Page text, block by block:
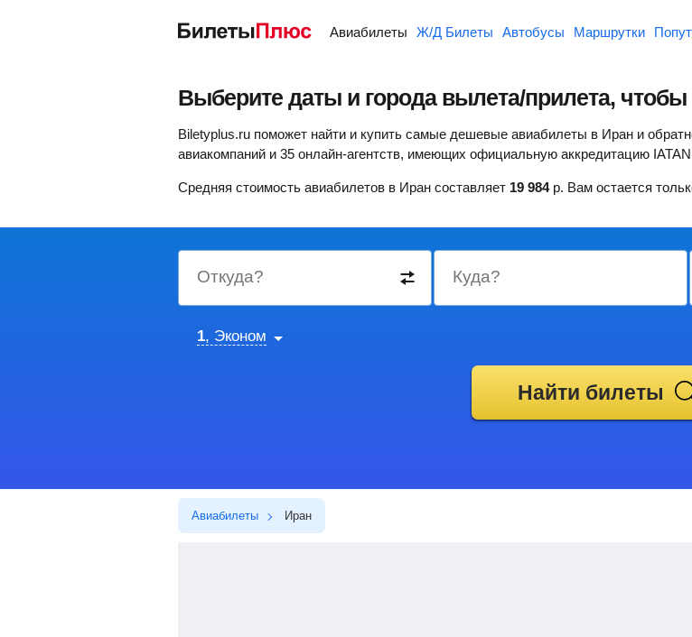
Авиабилеты Ж/Д Билеты Автобусы Маршрутки
Выберите даты и города вылета/прилета, чтобы
Biletyplus.ru поможет найти и купить самые дешевые авиабилеты в Иран и
авиакомпаний и 35 онлайн-агентств, имеющих официальную аккредитацию
Средняя стоимость авиабилетов в Иран составляет 19 984 р. Вам остается
Откуда? Куда?
1, Эконом
Найти билеты
Авиабилеты Иран